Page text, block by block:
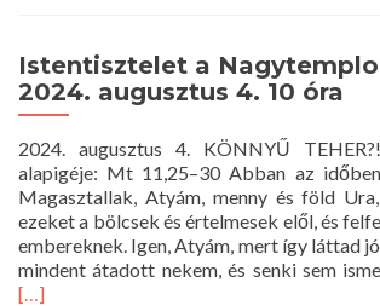
Istentisztelet a
2024. augusztus 4. 10 óra
2024. augusztus 4. KÖNNYŰ
alapigéje: Mt 11,25–30 Abban az
Magasztallak, Atyám, menny és föld
ezeket a bölcsek és értelmesek elől, és
embereknek. Igen, Atyám, mert így láttad
mindent átadott nekem, és senki sem
[…]